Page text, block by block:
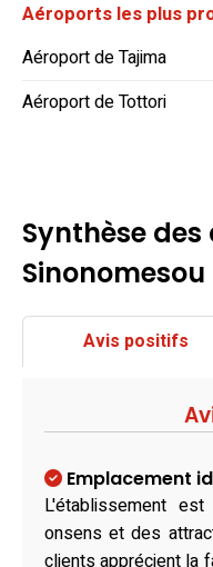
Aéroports les plus
Aéroport de Tajima
Aéroport de Tottori
Synthèse des
Sinonomesou
Avis positifs
Emplacement
L'établissement
onsens et des